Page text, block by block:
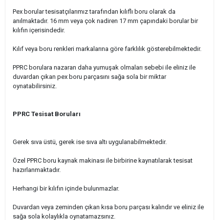
Pex borular tesisatçılarımız tarafından kılıflı boru olarak da
anılmaktadır. 16 mm veya çok nadiren 17 mm çapındaki borular bir
kılıfın içerisindedir.
Kılıf veya boru renkleri markalarına göre farklılık gösterebilmektedir.
PPRC borulara nazaran daha yumuşak olmaları sebebi ile eliniz ile
duvardan çıkan pex boru parçasını sağa sola bir miktar
oynatabilirsiniz.
PPRC Tesisat Boruları
Gerek sıva üstü, gerek ise sıva altı uygulanabilmektedir.
Özel PPRC boru kaynak makinası ile birbirine kaynatılarak tesisat
hazırlanmaktadır.
Herhangi bir kılıfın içinde bulunmazlar.
Duvardan veya zeminden çıkan kısa boru parçası kalındır ve eliniz ile
sağa sola kolaylıkla oynatamazsınız.